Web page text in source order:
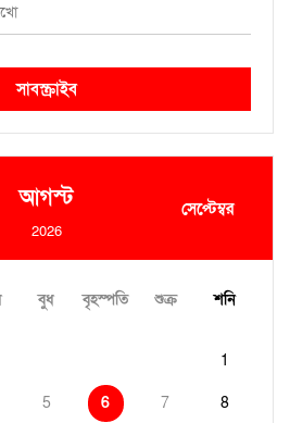
সাবস্ক্রাইব
আগস্ট
2026
সেপ্টেম্বর
বুধ বৃহস্পতি শুক্র শনি
1
5 6 7 8